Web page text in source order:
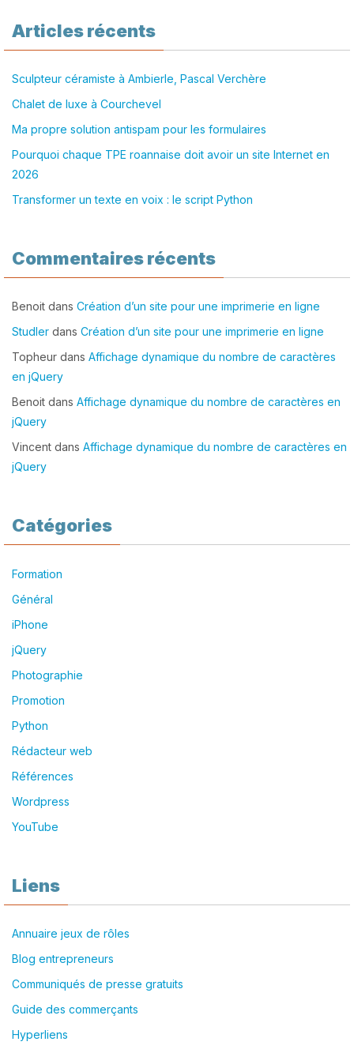
Articles récents
Sculpteur céramiste à Ambierle, Pascal Verchère
Chalet de luxe à Courchevel
Ma propre solution antispam pour les formulaires
Pourquoi chaque TPE roannaise doit avoir un site Internet en
2026
Transformer un texte en voix : le script Python
Commentaires récents
Benoit dans Création d’un site pour une imprimerie en ligne
Studler dans Création d’un site pour une imprimerie en ligne
Topheur dans Affichage dynamique du nombre de caractères
en jQuery
Benoit dans Affichage dynamique du nombre de caractères en
jQuery
Vincent dans Affichage dynamique du nombre de caractères en
jQuery
Catégories
Formation
Général
iPhone
jQuery
Photographie
Promotion
Python
Rédacteur web
Références
Wordpress
YouTube
Liens
Annuaire jeux de rôles
Blog entrepreneurs
Communiqués de presse gratuits
Guide des commerçants
Hyperliens